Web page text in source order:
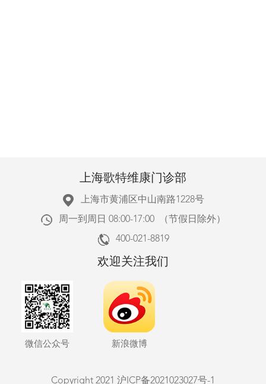
上海歌特维康门诊部
上海市黄浦区中山南路1228号
周一到周日 08:00-17:00 （节假日除外）
400-021-8819
欢迎关注我们
微信公众号 新浪微博
Copyright 2021 沪ICP备2021023027号-1